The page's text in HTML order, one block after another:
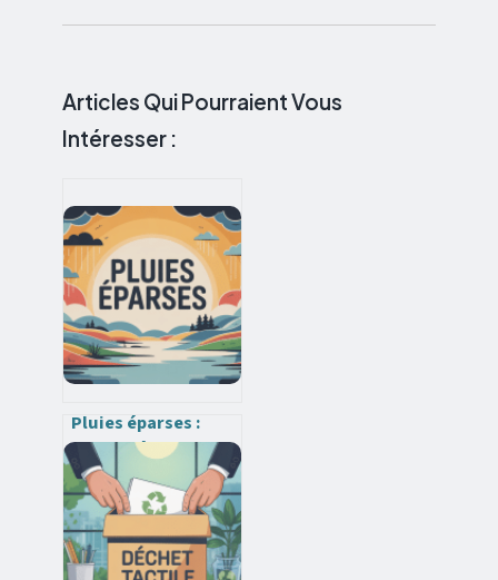
Articles Qui Pourraient Vous
Intéresser :
Pluies éparses :
sens, prévisions et
impacts au
quotidien